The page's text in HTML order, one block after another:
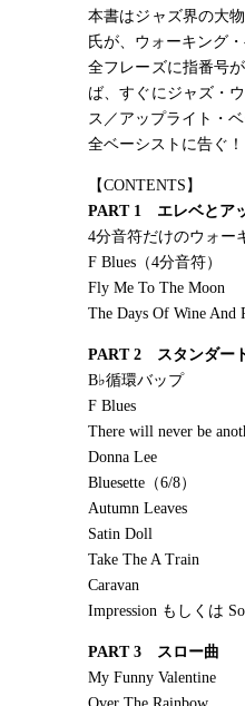
本書はジャズ界の大
氏が、ウォーキング
全フレーズに指番号
ば、すぐにジャズ・
ス／アップライト・ベ
全ベーシストに告ぐ
【CONTENTS】
PART 1 エレベとア
4分音符だけのウォー
F Blues（4分音符）
Fly Me To The Moon
The Days Of Wine And
PART 2 スタンダー
B♭循環バップ
F Blues
There will never be
Donna Lee
Bluesette（6/8）
Autumn Leaves
Satin Doll
Take The A Train
Caravan
Impression もしくは
PART 3 スロー曲
My Funny Valentine